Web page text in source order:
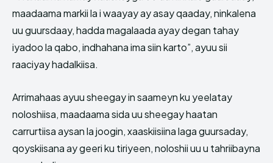
maadaama markii la i waayay ay asay qaaday, ninkalena
uu guursdaay, hadda magalaada ayay degan tahay
iyadoo la qabo, indhahana ima siin karto”, ayuu sii
raaciyay hadalkiisa.
Arrimahaas ayuu sheegay in saameyn ku yeelatay
noloshiisa, maadaama sida uu sheegay haatan
carrurtiisa aysan la joogin, xaaskiisiina laga guursaday,
qoyskiisana ay geeri ku tiriyeen, noloshii uu u tahriibayna